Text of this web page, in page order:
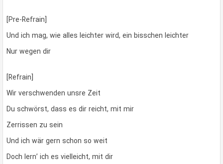
[Pre-Refrain]
Und ich mag, wie alles leichter wird, ein bisschen leichter
Nur wegen dir
[Refrain]
Wir verschwenden unsre Zeit
Du schwörst, dass es dir reicht, mit mir
Zerrissen zu sein
Und ich wär gern schon so weit
Doch lern’ ich es vielleicht, mit dir